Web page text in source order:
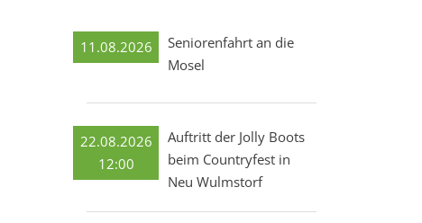
11.08.2026
Seniorenfahrt an die
Mosel
22.08.2026
12:00
Auftritt der Jolly Boots
beim Countryfest in
Neu Wulmstorf